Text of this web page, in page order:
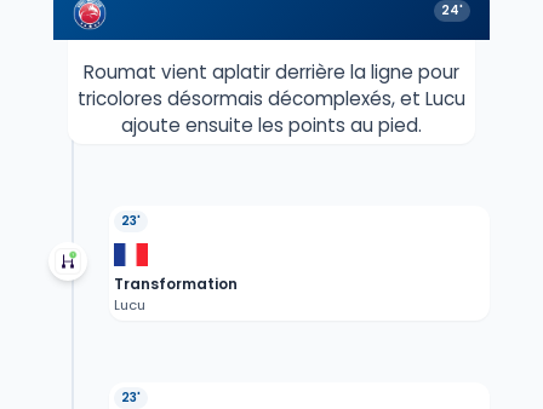
24'
Roumat vient aplatir derrière la ligne pour
tricolores désormais décomplexés, et Lucu
ajoute ensuite les points au pied.
23'
Transformation
Lucu
23'